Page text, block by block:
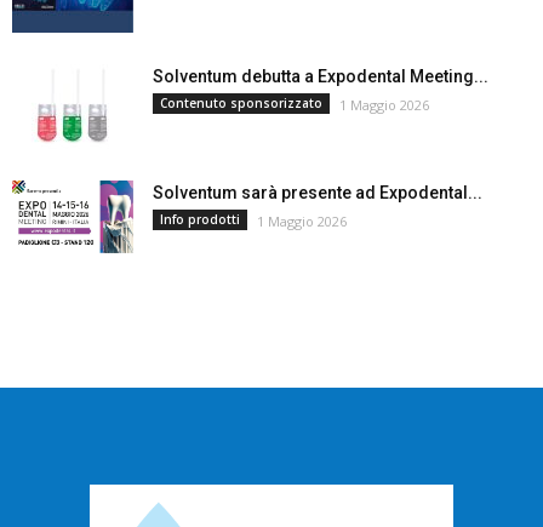
Solventum debutta a Expodental Meeting...
Contenuto sponsorizzato 1 Maggio 2026
Solventum sarà presente ad Expodental...
Info prodotti 1 Maggio 2026